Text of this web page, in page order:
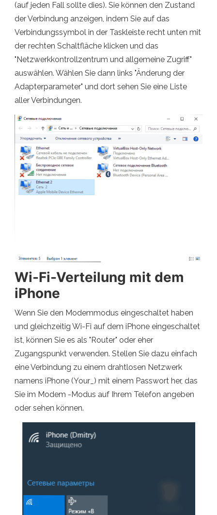
(auf jeden Fall sollte dies). Sie können den Zustand
der Verbindung anzeigen, indem Sie auf das
Verbindungssymbol in der Taskleiste recht unten mit
der rechten Schaltfläche klicken und das
"Netzwerkkontrollzentrum und allgemeine Zugriff"
auswählen. Wählen Sie dann links "Änderung der
Adapterparameter" und dort sehen Sie eine Liste
aller Verbindungen.
Wi-Fi-Verteilung mit dem
iPhone
Wenn Sie den Modemmodus eingeschaltet haben
und gleichzeitig Wi-Fi auf dem iPhone eingeschaltet
ist, können Sie es als "Router" oder eher
Zugangspunkt verwenden. Stellen Sie dazu einfach
eine Verbindung zu einem drahtlosen Netzwerk
namens iPhone (Your_) mit einem Passwort her, das
Sie im Modem -Modus auf Ihrem Telefon angeben
oder sehen können.